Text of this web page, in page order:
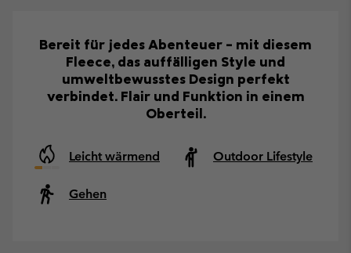
Bereit für jedes Abenteuer – mit diesem
Fleece, das auffälligen Style und
umweltbewusstes Design perfekt
verbindet. Flair und Funktion in einem
Oberteil.
Leicht wärmend Outdoor Lifestyle
Gehen